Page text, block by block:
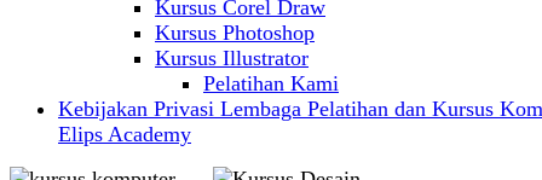
Kursus Corel Draw
Kursus Photoshop
Kursus Illustrator
Pelatihan Kami
Kebijakan Privasi Lembaga Pelatihan dan Kursus
Elips Academy